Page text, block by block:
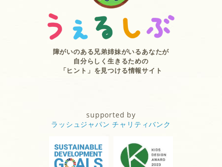
障がいのある兄弟姉妹がいるあなたが
自分らしく生きるための
「ヒント」を見つける情報サイト
supported by
ラッシュジャパン チャリティバンク